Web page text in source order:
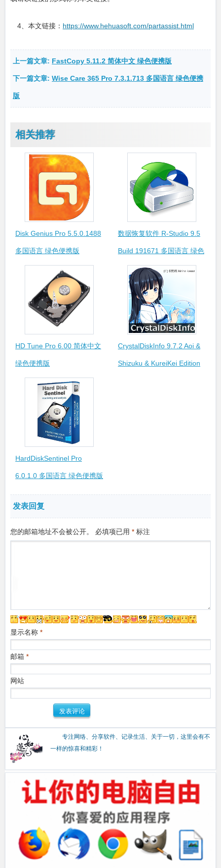
4、本文链接： https://www.hehuasoft.com/partassist.html
上一篇文章: FastCopy 5.11.2 简体中文 绿色便携版
下一篇文章: Wise Care 365 Pro 7.3.1.713 多国语言 绿色便携
版
相关推荐
Disk Genius Pro 5.5.0.1488
多国语言 绿色便携版
数据恢复软件 R-Studio 9.5
Build 191671 多国语言 绿色
便携版
HD Tune Pro 6.00 简体中文
绿色便携版
CrystalDiskInfo 9.7.2 Aoi &
Shizuku & KureiKei Edition
HardDiskSentinel Pro
6.0.1.0 多国语言 绿色便携版
发表回复
您的邮箱地址不会被公开。 必填项已用 * 标注
显示名称 *
邮箱 *
网站
专注网络、分享软件、记录生活、关于一切，这里会有不
一样的惊喜和精彩！